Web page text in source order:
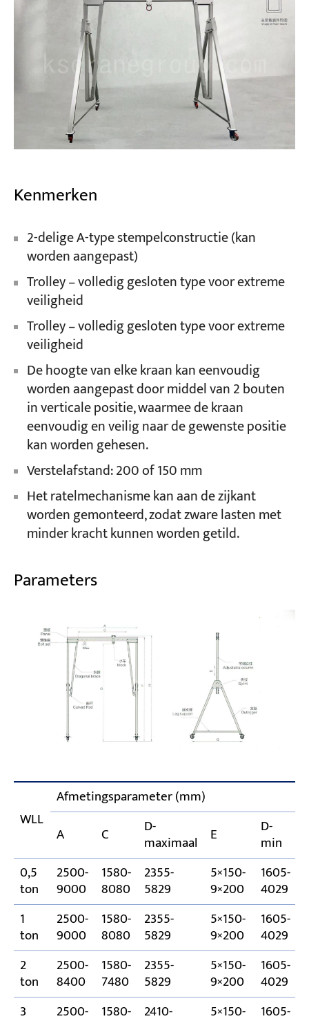
Kenmerken
2-delige A-type stempelconstructie (kan
worden aangepast)
Trolley – volledig gesloten type voor extreme
veiligheid
Trolley – volledig gesloten type voor extreme
veiligheid
De hoogte van elke kraan kan eenvoudig
worden aangepast door middel van 2 bouten
in verticale positie, waarmee de kraan
eenvoudig en veilig naar de gewenste positie
kan worden gehesen.
Verstelafstand: 200 of 150 mm
Het ratelmechanisme kan aan de zijkant
worden gemonteerd, zodat zware lasten met
minder kracht kunnen worden getild.
Parameters
WLL
Afmetingsparameter (mm)
A
C D-
maximaal E D-
min
0,5
ton
2500-
9000
1580-
8080
2355-
5829
5×150-
9×200
1605-
4029
1
ton
2500-
9000
1580-
8080
2355-
5829
5×150-
9×200
1605-
4029
2
ton
2500-
8400
1580-
7480
2355-
5829
5×150-
9×200
1605-
4029
3
2500- 1580- 2410- 5×150- 1605-